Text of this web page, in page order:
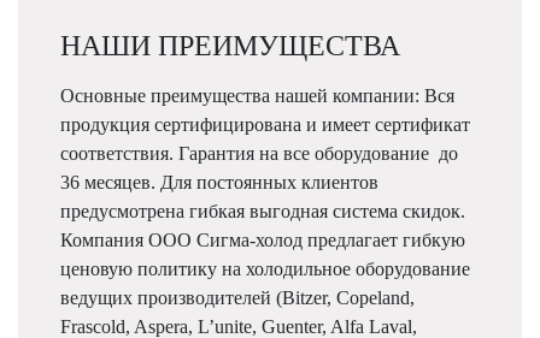
НАШИ ПРЕИМУЩЕСТВА
Основные преимущества нашей компании: Вся
продукция сертифицирована и имеет сертификат
соответствия. Гарантия на все оборудование до
36 месяцев. Для постоянных клиентов
предусмотрена гибкая выгодная система скидок.
Компания ООО Сигма-холод предлагает гибкую
ценовую политику на холодильное оборудование
ведущих производителей (Bitzer, Copeland,
Frascold, Aspera, L’unite, Guenter, Alfa Laval,